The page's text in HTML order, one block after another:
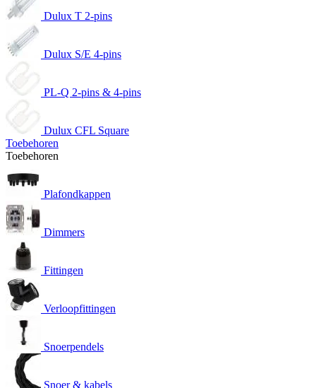
Dulux T 2-pins
Dulux S/E 4-pins
PL-Q 2-pins & 4-pins
Dulux CFL Square
Toebehoren
Toebehoren
Plafondkappen
Dimmers
Fittingen
Verloopfittingen
Snoerpendels
Snoer & kabels